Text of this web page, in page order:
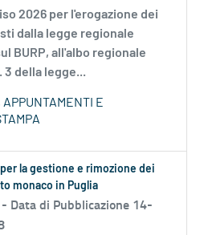
2026 per l'erogazione dei
dalla legge regionale
BURP, all'albo regionale
della legge...
APPUNTAMENTI E
la gestione e rimozione dei
monaco in Puglia
Data di Pubblicazione 14-